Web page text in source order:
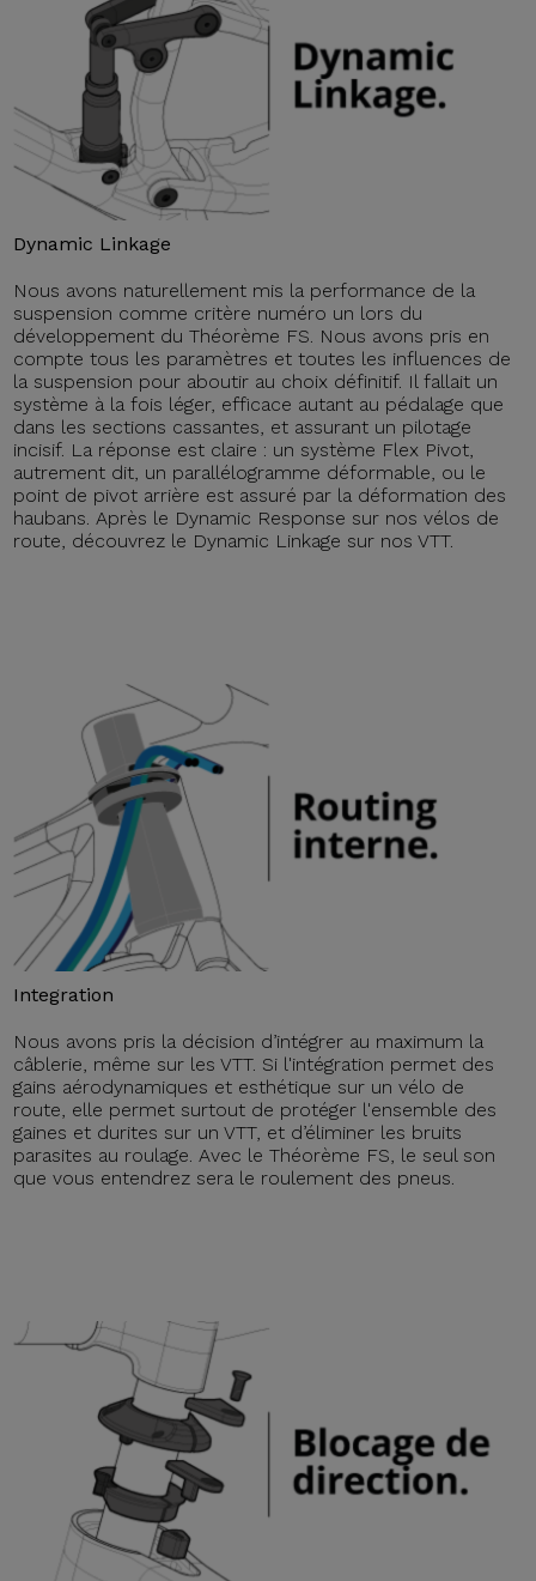
Dynamic Linkage
Nous avons naturellement mis la performance de la
suspension comme critère numéro un lors du
développement du Théorème FS. Nous avons pris en
compte tous les paramètres et toutes les influences de
la suspension pour aboutir au choix définitif. Il fallait un
système à la fois léger, efficace autant au pédalage que
dans les sections cassantes, et assurant un pilotage
incisif. La réponse est claire : un système Flex Pivot,
autrement dit, un parallélogramme déformable, ou le
point de pivot arrière est assuré par la déformation des
haubans. Après le Dynamic Response sur nos vélos de
route, découvrez le Dynamic Linkage sur nos VTT.
Integration
Nous avons pris la décision d’intégrer au maximum la
câblerie, même sur les VTT. Si l'intégration permet des
gains aérodynamiques et esthétique sur un vélo de
route, elle permet surtout de protéger l'ensemble des
gaines et durites sur un VTT, et d’éliminer les bruits
parasites au roulage. Avec le Théorème FS, le seul son
que vous entendrez sera le roulement des pneus.